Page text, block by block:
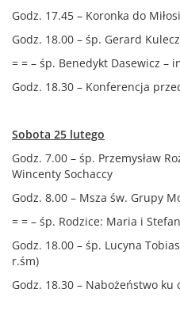
Godz. 17.45 – Koronka do
Godz. 18.00 – śp. Gerard
= = – śp. Benedykt Dasewicz –
Godz. 18.30 – Konferencja
Sobota 25 lutego
Godz. 7.00 – śp. Przemysław
Wincenty Sochaccy
Godz. 8.00 – Msza św. Grupy
= = – śp. Rodzice: Maria i
Godz. 18.00 – śp. Lucyna
r.śm)
Godz. 18.30 – Nabożeństwo